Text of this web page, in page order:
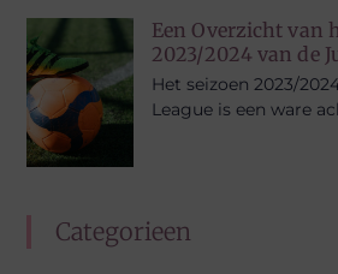
Een Overzicht van
2023/2024 van de
Het seizoen 2023/
League is een ware
Categorieen